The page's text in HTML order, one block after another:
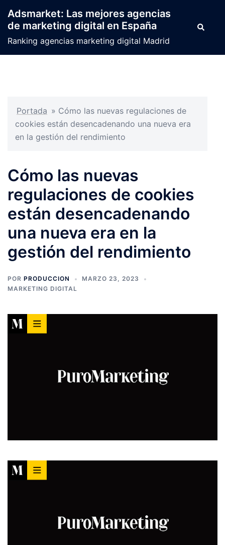
contenido
Adsmarket: Las mejores agencias
de marketing digital en España
Ranking agencias marketing digital Madrid
Buscar
Portada » Cómo las nuevas regulaciones de
cookies están desencadenando una nueva era
en la gestión del rendimiento
Cómo las nuevas
regulaciones de cookies
están desencadenando
una nueva era en la
gestión del rendimiento
POR PRODUCCION
MARZO 23, 2023
MARKETING DIGITAL